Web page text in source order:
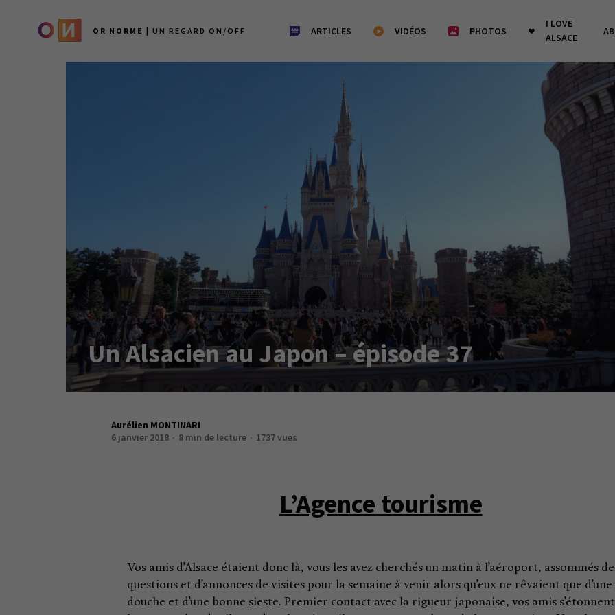
OR NORME | UN REGARD ON/OFF ARTICLES VIDÉOS PHOTOS
I LOVE
ALSACE
Un Alsacien au Japon – épisode 37
Aurélien MONTINARI
6 janvier 2018
8 min de lecture 1737 vues
L’Agence tourisme
Vos amis d’Alsace étaient donc là, vous les avez cherchés un matin à l’aéroport, assommés de
questions et d’annonces de visites pour la semaine à venir alors qu’eux ne rêvaient que d’une
douche et d’une bonne sieste. Premier contact avec la rigueur japonaise, vos amis